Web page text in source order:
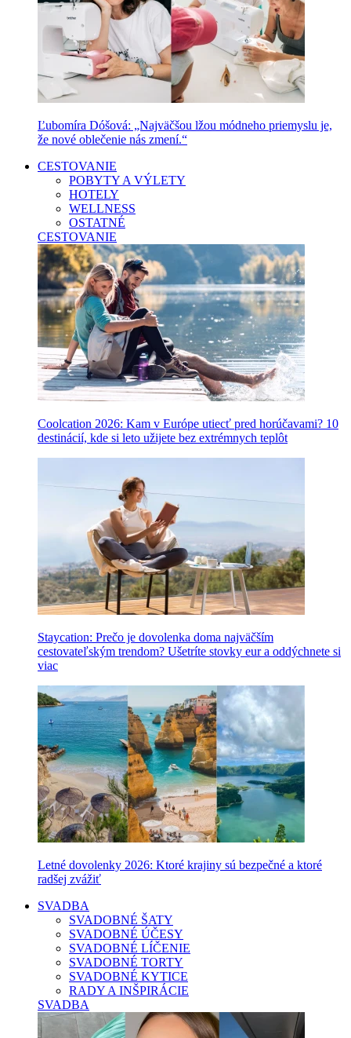
Ľubomíra Dóšová: „Najväčšou lžou módneho priemyslu je,
že nové oblečenie nás zmení.“
CESTOVANIE
POBYTY A VÝLETY
HOTELY
WELLNESS
OSTATNÉ
CESTOVANIE
Coolcation 2026: Kam v Európe utiecť pred horúčavami? 10
destinácií, kde si leto užijete bez extrémnych teplôt
Staycation: Prečo je dovolenka doma najväčším
cestovateľským trendom? Ušetríte stovky eur a oddýchnete si
viac
Letné dovolenky 2026: Ktoré krajiny sú bezpečné a ktoré
radšej zvážiť
SVADBA
SVADOBNÉ ŠATY
SVADOBNÉ ÚČESY
SVADOBNÉ LÍČENIE
SVADOBNÉ TORTY
SVADOBNÉ KYTICE
RADY A INŠPIRÁCIE
SVADBA